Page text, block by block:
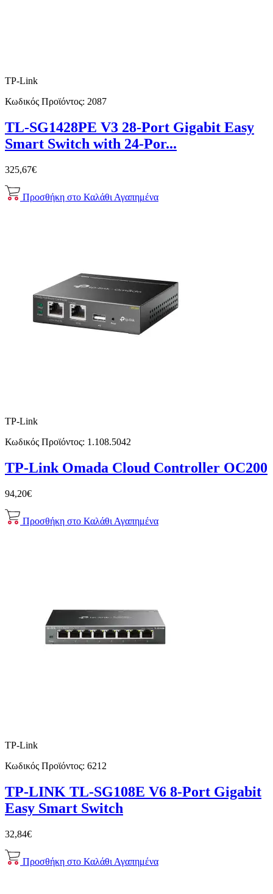
TP-Link
Κωδικός Προϊόντος: 2087
TL-SG1428PE V3 28-Port Gigabit Easy
Smart Switch with 24-Por...
325,67€
Προσθήκη στο Καλάθι Αγαπημένα
TP-Link
Κωδικός Προϊόντος: 1.108.5042
TP-Link Omada Cloud Controller OC200
94,20€
Προσθήκη στο Καλάθι Αγαπημένα
TP-Link
Κωδικός Προϊόντος: 6212
TP-LINK TL-SG108E V6 8-Port Gigabit
Easy Smart Switch
32,84€
Προσθήκη στο Καλάθι Αγαπημένα